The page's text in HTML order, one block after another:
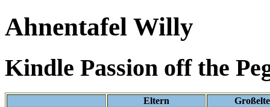
Ahnentafel Willy
Kindle Passion off the
Eltern